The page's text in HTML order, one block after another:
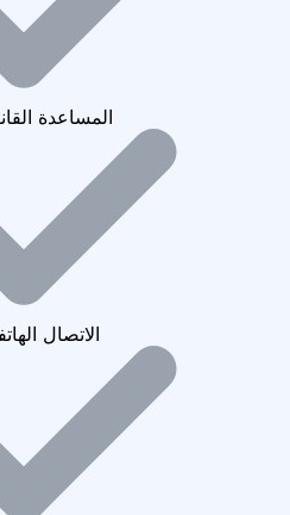
المساعدة
الاتصال